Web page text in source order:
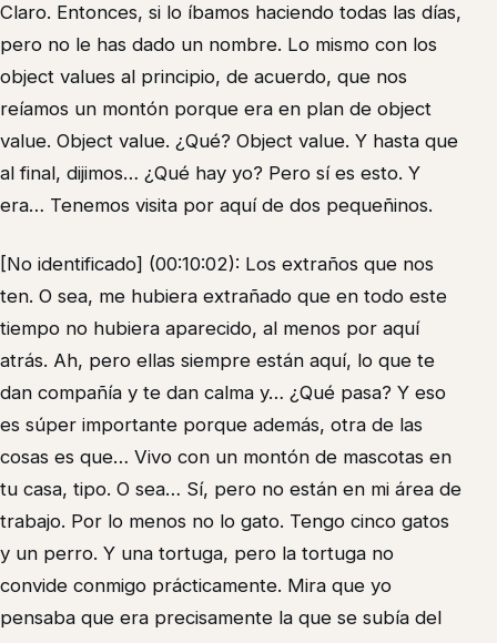
Claro. Entonces, si lo íbamos haciendo todas las días,
pero no le has dado un nombre. Lo mismo con los
object values al principio, de acuerdo, que nos
reíamos un montón porque era en plan de object
value. Object value. ¿Qué? Object value. Y hasta que
al final, dijimos… ¿Qué hay yo? Pero sí es esto. Y
era… Tenemos visita por aquí de dos pequeñinos.
[No identificado] (00:10:02): Los extraños que nos
ten. O sea, me hubiera extrañado que en todo este
tiempo no hubiera aparecido, al menos por aquí
atrás. Ah, pero ellas siempre están aquí, lo que te
dan compañía y te dan calma y… ¿Qué pasa? Y eso
es súper importante porque además, otra de las
cosas es que… Vivo con un montón de mascotas en
tu casa, tipo. O sea… Sí, pero no están en mi área de
trabajo. Por lo menos no lo gato. Tengo cinco gatos
y un perro. Y una tortuga, pero la tortuga no
convide conmigo prácticamente. Mira que yo
pensaba que era precisamente la que se subía del